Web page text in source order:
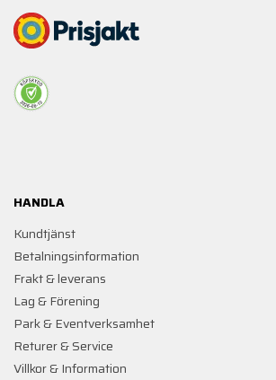
HANDLA
Kundtjänst
Betalningsinformation
Frakt & leverans
Lag & Förening
Park & Eventverksamhet
Returer & Service
Villkor & Information